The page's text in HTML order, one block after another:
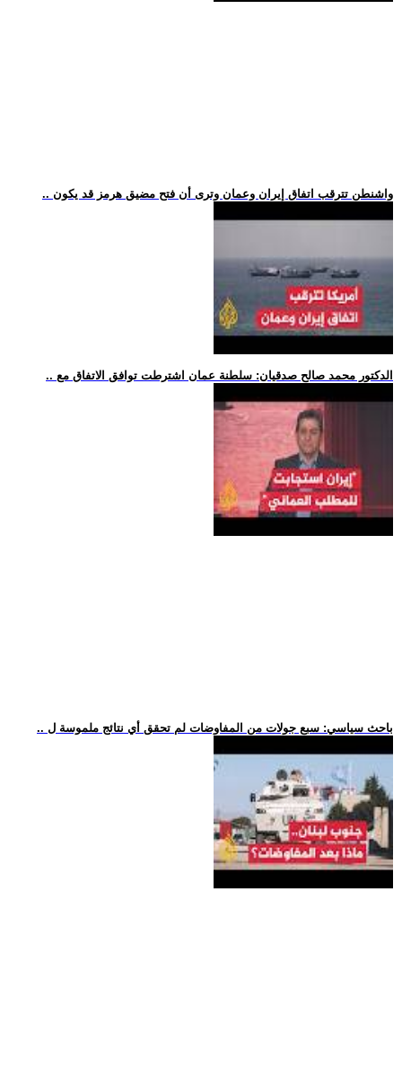
.. واشنطن تترقب اتفاق إيران وعمان وترى أن فتح مضيق هرمز قد يكون
.. الدكتور محمد صالح صدقيان: سلطنة عمان اشترطت توافق الاتفاق مع
.. باحث سياسي: سبع جولات من المفاوضات لم تحقق أي نتائج ملموسة ل